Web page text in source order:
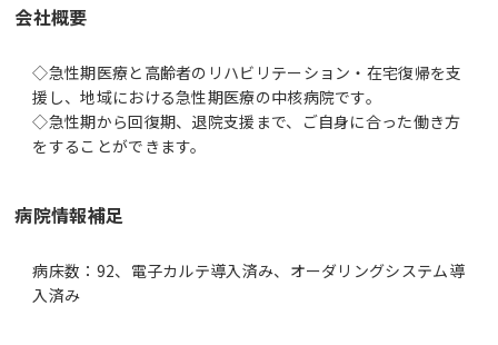
会社概要
◇急性期医療と高齢者のリハビリテーション・在宅復帰を支
援し、地域における急性期医療の中核病院です。
◇急性期から回復期、退院支援まで、ご自身に合った働き方
をすることができます。
病院情報補足
病床数：92、電子カルテ導入済み、オーダリングシステム導
入済み